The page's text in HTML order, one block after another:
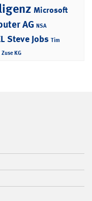
Microsoft
AG NSA
Steve Jobs Tim
Zuse KG